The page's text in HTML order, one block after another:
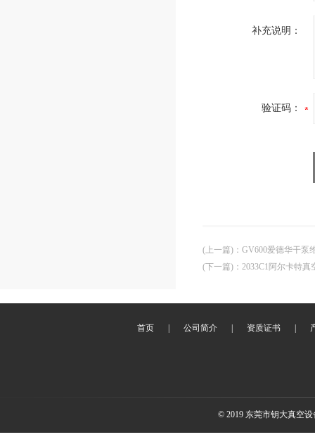
补充说明：
验证码：
(上一篇) ： GV600爱德华干泵
(下一篇) ： 2033C1阿尔卡特真
首页 公司简介 资质证书
© 2019 东莞市钥大真空